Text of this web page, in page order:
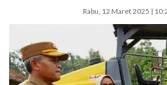
Rabu, 12 Maret 2025 |